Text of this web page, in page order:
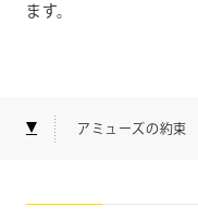
AUDITION
ます。
アミューズの約束